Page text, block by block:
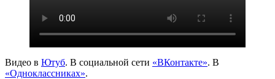
Видео в Ютуб. В социальной сети «ВКонтакте». В
«Одноклассниках».